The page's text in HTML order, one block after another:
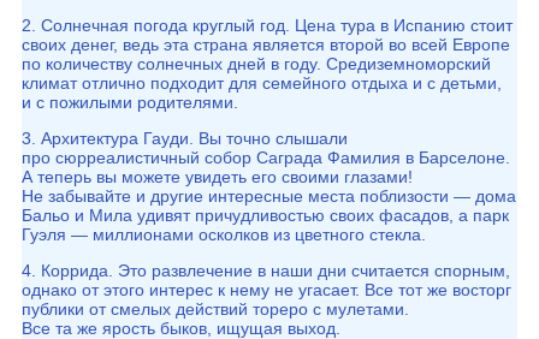
2. Солнечная погода круглый год. Цена тура в Испанию стоит
своих денег, ведь эта страна является второй во всей Европе
по количеству солнечных дней в году. Средиземноморский
климат отлично подходит для семейного отдыха и с детьми,
и с пожилыми родителями.
3. Архитектура Гауди. Вы точно слышали
про сюрреалистичный собор Саграда Фамилия в Барселоне.
А теперь вы можете увидеть его своими глазами!
Не забывайте и другие интересные места поблизости — дома
Бальо и Мила удивят причудливостью своих фасадов, а парк
Гуэля — миллионами осколков из цветного стекла.
4. Коррида. Это развлечение в наши дни считается спорным,
однако от этого интерес к нему не угасает. Все тот же восторг
публики от смелых действий тореро с мулетами.
Все та же ярость быков, ищущая выход.